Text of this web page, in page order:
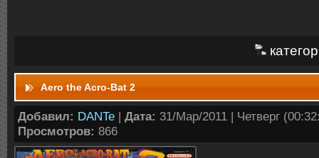
Aero the Acro-Bat 2
Добавил: DANTe | Дата: 31/Мар/2011 | Четверг
Просмотров: 866